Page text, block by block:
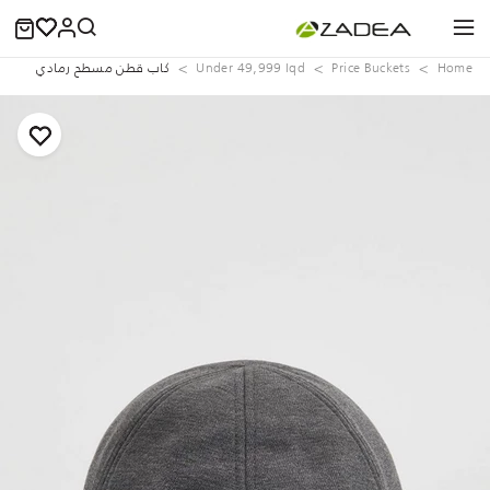
Home
Price Buckets
Under 49,999 Iqd كاب قطن مسطح رمادي